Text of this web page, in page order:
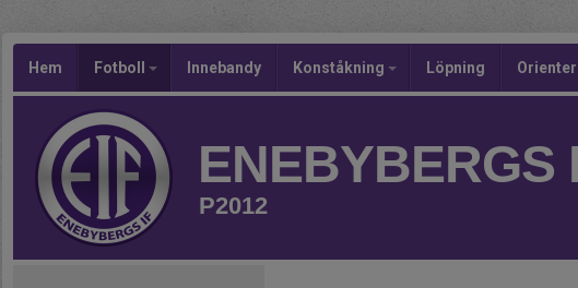
Hem Fotboll Innebandy Konståkning Löpning
ENEBYBERGS
P2012